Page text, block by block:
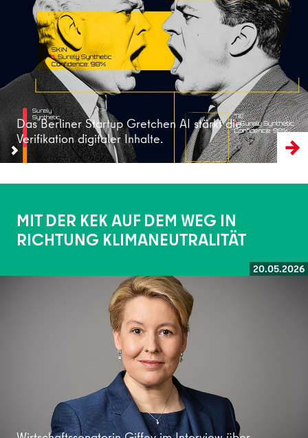
Das Berliner Startup Gretchen AI stärkt die
Verifikation digitaler Inhalte.
Weiterlesen
MIT DER KEK AUF DEM WEG IN
RICHTUNG KLIMANEUTRALITÄT
20.05.2026